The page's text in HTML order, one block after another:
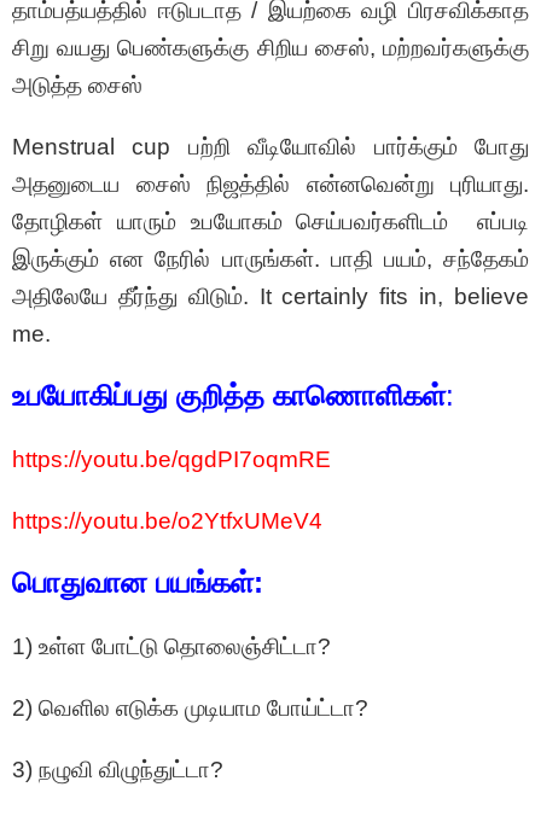
தாம்பத்யத்தில் ஈடுபடாத / இயற்கை வழி பிரசவிக்காத
சிறு வயது பெண்களுக்கு சிறிய சைஸ், மற்றவர்களுக்கு
அடுத்த சைஸ்
Menstrual cup பற்றி வீடியோவில் பார்க்கும் போது
அதனுடைய சைஸ் நிஜத்தில் என்னவென்று புரியாது.
தோழிகள் யாரும் உபயோகம் செய்பவர்களிடம் எப்படி
இருக்கும் என நேரில் பாருங்கள். பாதி பயம், சந்தேகம்
அதிலேயே தீர்ந்து விடும். It certainly fits in, believe
me.
உபயோகிப்பது குறித்த காணொளிகள்:
https://youtu.be/qgdPI7oqmRE
https://youtu.be/o2YtfxUMeV4
பொதுவான பயங்கள்:
1) உள்ள போட்டு தொலைஞ்சிட்டா?
2) வெளில எடுக்க முடியாம போய்ட்டா?
3) நழுவி விழுந்துட்டா?